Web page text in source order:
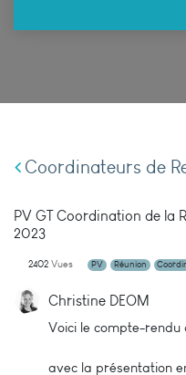
Coordinateurs de
PV GT Coordination de la
2023
2402 Vues PV Réunion
Christine DEOM
Voici le compte-rendu
avec la présentation